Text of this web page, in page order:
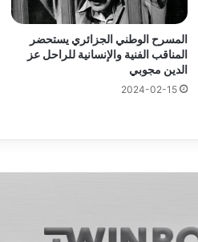
المسرح الوطني الجزائري يستحضر
المناقب الفنية والإنسانية للراحل عز
الدين مجوبي
2024-02-15